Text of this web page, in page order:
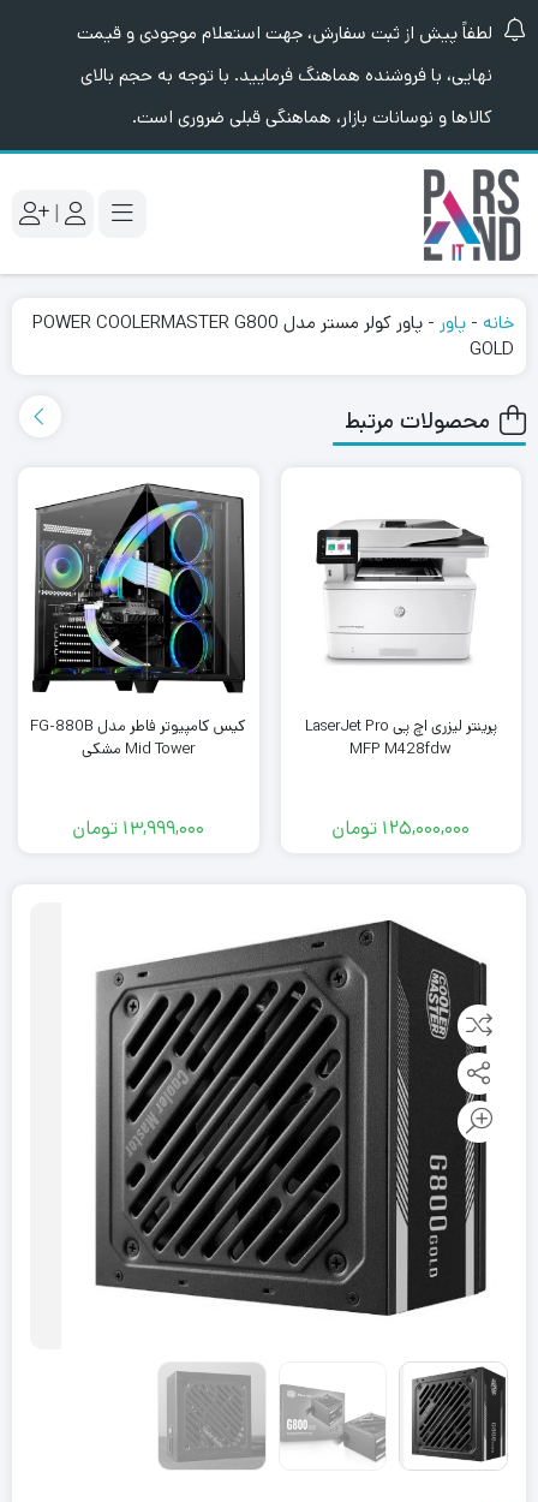
لطفاً پیش از ثبت سفارش، جهت استعلام موجودی و قیمت
نهایی، با فروشنده هماهنگ فرمایید. با توجه به حجم بالای
کالاها و نوسانات بازار، هماهنگی قبلی ضروری است.
|
خانه - پاور -
پاور کولر مستر مدل POWER COOLERMASTER G800
GOLD
محصولات مرتبط
پرینتر لیزری اچ‌ پی LaserJet Pro
MFP M428fdw
125,000,000 تومان
کیس کامپیوتر فاطر مدل FG-880B
Mid Tower مشکی
13,999,000 تومان